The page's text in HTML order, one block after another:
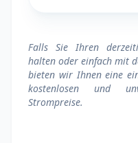
Falls Sie Ihren
halten oder einfach mit
bieten wir Ihnen eine
kostenlosen und
Strompreise.